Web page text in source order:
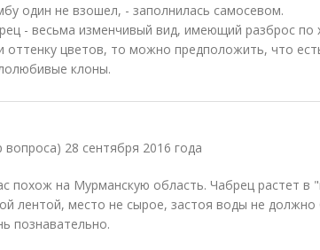
один не взошел, - заполнилась самосевом.
- весьма изменчивый вид, имеющий разброс по
оттенку цветов, то можно предположить, что
клоны.
28 сентября 2016 года
похож на Мурманскую область. Чабрец растет в
лентой, место не сырое, застоя воды не должно
познавательно.